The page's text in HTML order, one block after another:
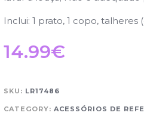
Inclui: 1 prato, 1 copo,
14.99€
SKU: LR17486
CATEGORY: ACESSÓRIOS DE